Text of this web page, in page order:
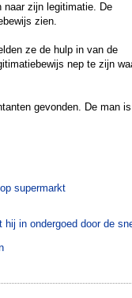
naar zijn legitimatie. De
zien.
ze de hulp in van de
nep te zijn
gevonden. De man is
supermarkt
in ondergoed door de